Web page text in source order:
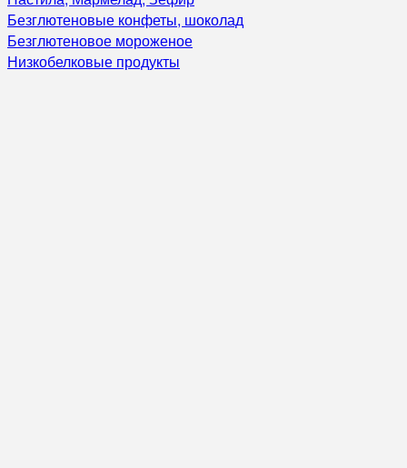
Безглютеновые конфеты, шоколад
Безглютеновое мороженое
Низкобелковые продукты